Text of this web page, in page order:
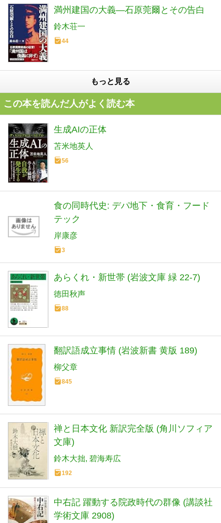
満州建国の大義―石原莞爾とその告白
鈴木荘一
44
もっと見る
この本を読んだ人がよく読む本
生成AIの正体
苫米地英人
56
食の同時代史: デパ地下・食育・フード
テック
岸康彦
3
あらくれ・新世帯 (岩波文庫 緑 22-7)
徳田秋声
88
翻訳語成立事情 (岩波新書 黄版 189)
柳父章
845
禅と日本文化 新訳完全版 (角川ソフィア
文庫)
鈴木大拙 碧海寿広
192
中右記 躍動する院政時代の群像 (講談社
学術文庫 2908)